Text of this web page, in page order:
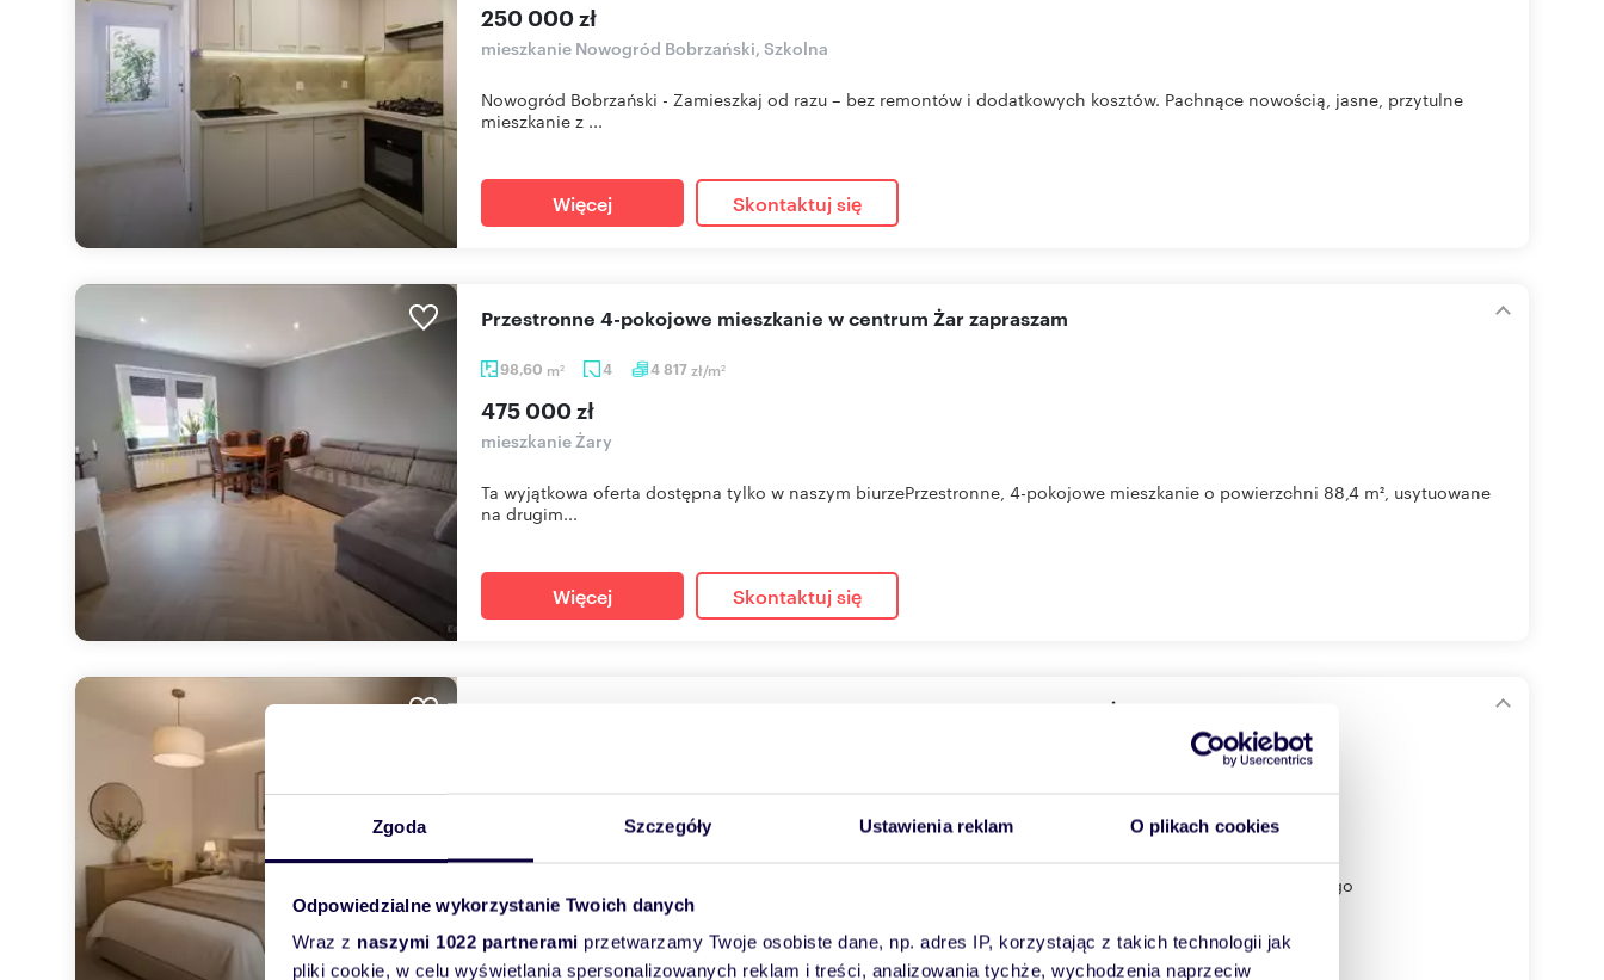
Zgoda Szczegóły Ustawienia reklam O plikach cookies
Odpowiedzialne wykorzystanie Twoich danych
Wraz z naszymi 1022 partnerami przetwarzamy Twoje osobiste dane, np. adres IP, korzystając z takich technologii jak
pliki cookie, w celu wyświetlania spersonalizowanych reklam i treści, analizowania tychże, wychodzenia naprzeciw
250 000 zł
mieszkanie Nowogród Bobrzański, Szkolna
Nowogród Bobrzański - Zamieszkaj od razu – bez remontów i dodatkowych kosztów. Pachnące nowością, jasne, przytulne
mieszkanie z ...
Więcej Skontaktuj się
98,60 m2 4 4 817zł/m2
Przestronne 4-pokojowe mieszkanie w centrum Żar zapraszam
475 000 zł
mieszkanie Żary
Ta wyjątkowa oferta dostępna tylko w naszym biurzePrzestronne, 4-pokojowe mieszkanie o powierzchni 88,4 m², usytuowane
na drugim...
Więcej Skontaktuj się
Polecam nowoczesne 2-pokojowe mieszkanie 49 m² z balkonem w Żarach
mieszkanie Żary, Strzelców
Nowoczesne, 2-pokojowe mieszkanie w Żarach przy ul. Strzelców, usytuowane na parterze czteropiętrowego
budynku.Mieszkanie znajdu...